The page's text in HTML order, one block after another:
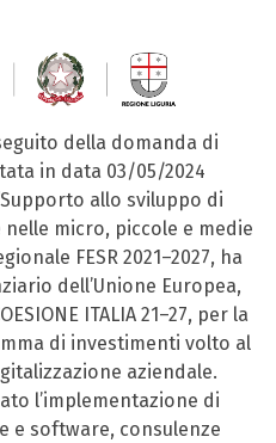
seguito della domanda di
in data 03/05/2024
allo sviluppo di
micro, piccole e medie
FESR 2021–2027, ha
dell’Unione Europea,
ITALIA 21–27, per la
di investimenti volto al
aziendale.
l’implementazione di
e software, consulenze